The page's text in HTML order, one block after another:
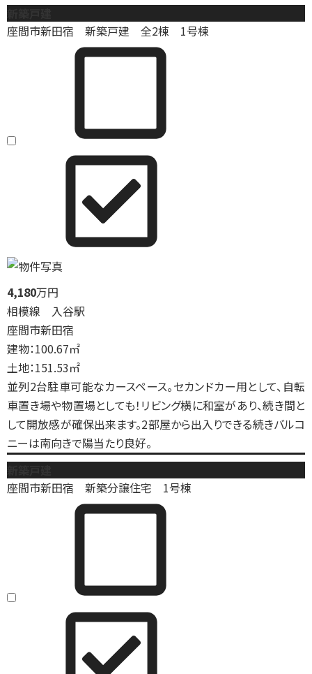
座間市新田宿 新築戸建 全2棟 1号棟
4,180万円
相模線 入谷駅
座間市新田宿
建物：100.67㎡
土地：151.53㎡
並列2台駐車可能なカースペース。セカンドカー用として、自転
車置き場や物置場としても！リビング横に和室があり、続き間と
して開放感が確保出来ます。2部屋から出入りできる続きバルコ
ニーは南向きで陽当たり良好。
座間市新田宿 新築分譲住宅 1号棟